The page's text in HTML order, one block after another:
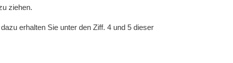
ziehen.
erhalten Sie unter den Ziff. 4 und 5 dieser